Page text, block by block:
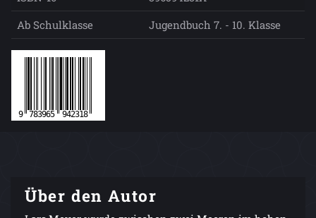
Ab Schulklasse
Jugendbuch 7. - 10. Klasse
Über den Autor